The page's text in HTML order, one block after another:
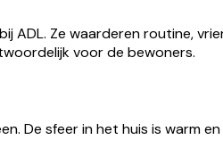
Ze waarderen routine,
voor de bewoners.
De sfeer in het huis is warm